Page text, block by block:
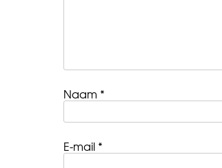
Naam *
E-mail *